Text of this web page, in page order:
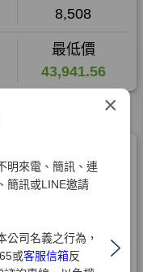
×
明來電、簡訊、連
簡訊或LINE邀請
公司名義之行為，
或客服信箱反